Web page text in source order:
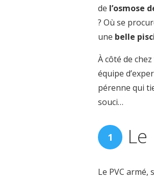
de l’osmose
? Où se
une belle
À côté de
équipe
pérenne qui
souci…
Le PVC